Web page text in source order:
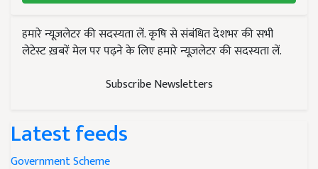
हमारे न्यूज़लेटर की सदस्यता लें. कृषि से संबंधित देशभर की सभी
लेटेस्ट ख़बरें मेल पर पढ़ने के लिए हमारे न्यूज़लेटर की सदस्यता लें.
Subscribe Newsletters
Latest feeds
Government Scheme